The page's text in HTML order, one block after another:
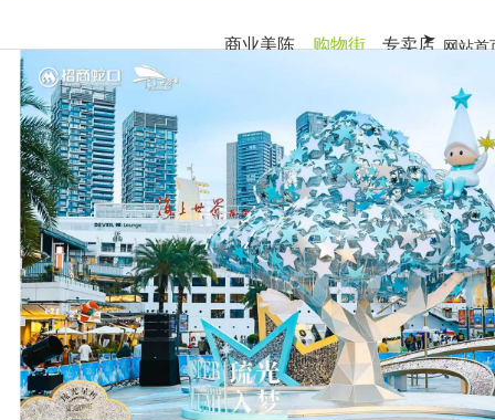
专卖店
企业展厅 /
馆
卡恩动态
海外布展
展会营销
卡恩简介
卡恩服务
卡恩工厂
卡恩荣誉
卡恩优势
联系卡恩
网站首
商业美陈 购物街 专卖店